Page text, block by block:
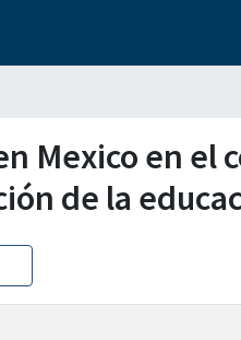
Mexico en el
de la